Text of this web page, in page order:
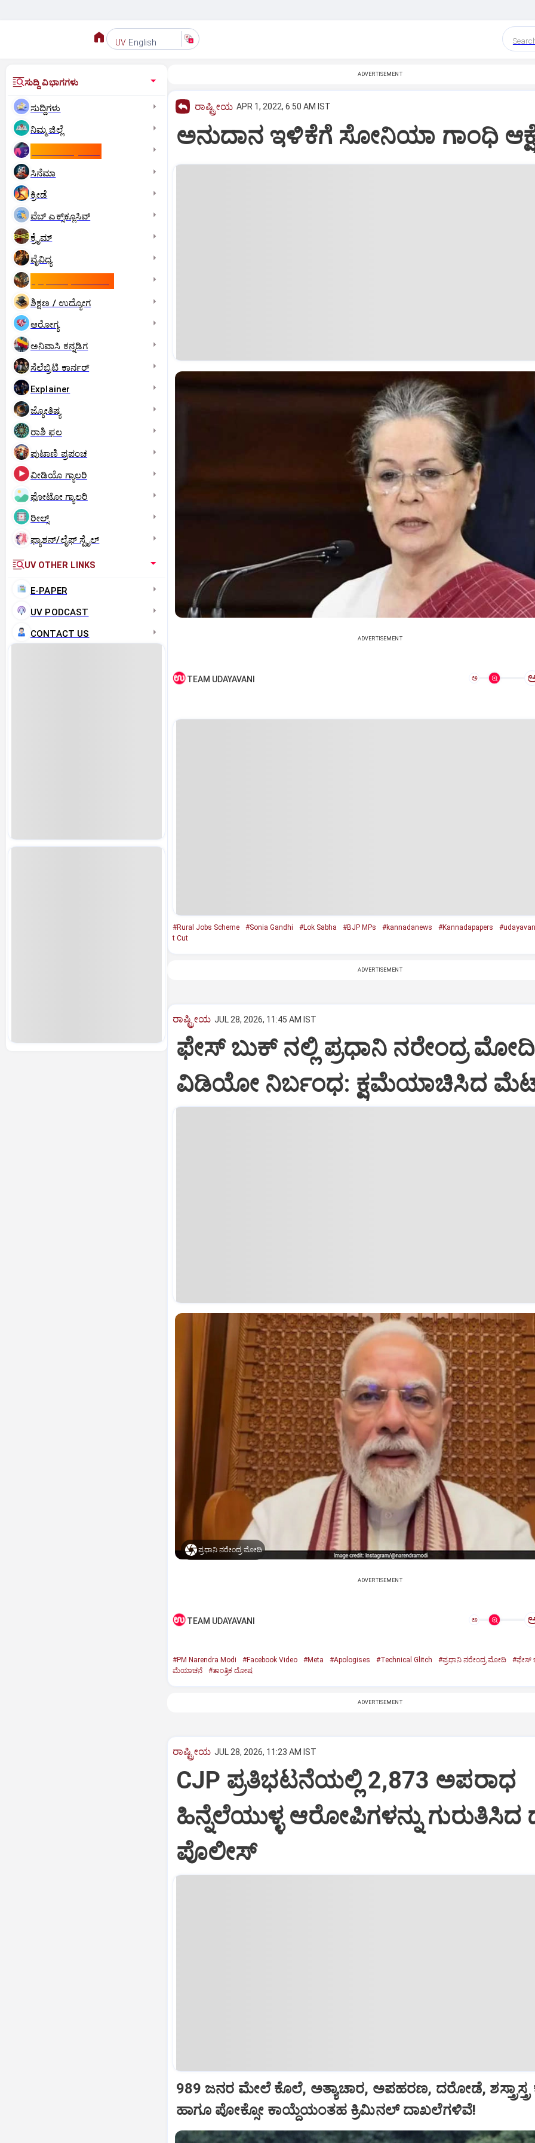
UV English
ಸುದ್ದಿ ವಿಭಾಗಗಳು
ಸುದ್ದಿಗಳು
ನಿಮ್ಮ ಜಿಲ್ಲೆ
ಸಿನೆಮಾ
ಕ್ರೀಡೆ
ವೆಬ್ ಎಕ್ಸ್‌ಕ್ಲೂಸಿವ್
ಕ್ರೈಮ್
ವೈವಿಧ್ಯ
ಶಿಕ್ಷಣ / ಉದ್ಯೋಗ
ಆರೋಗ್ಯ
ಅನಿವಾಸಿ ಕನ್ನಡಿಗ
ಸೆಲೆಬ್ರಿಟಿ ಕಾರ್ನರ್‌
Explainer
ಜ್ಯೋತಿಷ್ಯ
ರಾಶಿ ಫಲ
ಪುಟಾಣಿ ಪ್ರಪಂಚ
ವೀಡಿಯೊ ಗ್ಯಾಲರಿ
ಫೋಟೋ ಗ್ಯಾಲರಿ
ರೀಲ್ಸ್
ಫ್ಯಾಶನ್/ಲೈಫ್‌ ಸ್ಟೈಲ್
UV OTHER LINKS
E-PAPER
UV PODCAST
CONTACT US
ADVERTISEMENT
ರಾಷ್ಟ್ರೀಯ APR 1, 2022, 6:50 AM IST
ಅನುದಾನ ಇಳಿಕೆಗೆ ಸೋನಿಯಾ ಗಾಂಧಿ
ADVERTISEMENT
TEAM UDAYAVANI ಅ
#Rural Jobs Scheme #Sonia Gandhi #Lok Sabha #BJP MPs #kannadanews #Kannadapapers
t Cut
ADVERTISEMENT
ರಾಷ್ಟ್ರೀಯ JUL 28, 2026, 11:45 AM IST
ಫೇಸ್‌ ಬುಕ್ ನಲ್ಲಿ ಪ್ರಧಾನಿ ನರೇಂದ್ರ ಮೋದಿ
ವಿಡಿಯೋ ನಿರ್ಬಂಧ: ಕ್ಷಮೆಯಾಚಿಸಿದ
ಪ್ರಧಾನಿ ನರೇಂದ್ರ ಮೋದಿ
ADVERTISEMENT
TEAM UDAYAVANI ಅ
#PM Narendra Modi #Facebook Video #Meta #Apologises #Technical Glitch #ಪ್ರಧಾನಿ ನರೇಂದ್ರ ಮೋದಿ
#ಫೇಸ್‌
ಮೆಯಾಚನೆ
#ತಾಂತ್ರಿಕ ದೋಷ
ADVERTISEMENT
ರಾಷ್ಟ್ರೀಯ JUL 28, 2026, 11:23 AM IST
CJP ಪ್ರತಿಭಟನೆಯಲ್ಲಿ 2,873 ಅಪರಾಧ
ಹಿನ್ನೆಲೆಯುಳ್ಳ ಆರೋಪಿಗಳನ್ನು
ಪೊಲೀಸ್
989 ಜನರ ಮೇಲೆ ಕೊಲೆ, ಅತ್ಯಾಚಾರ, ಅಪಹರಣ, ದರೋಡೆ, ಶಸ್ತ್ರಾಸ್ತ್ರ
ಹಾಗೂ ಪೋಕ್ಸೋ ಕಾಯ್ದೆಯಂತಹ ಕ್ರಿಮಿನಲ್ ದಾಖಲೆಗಳಿವೆ!